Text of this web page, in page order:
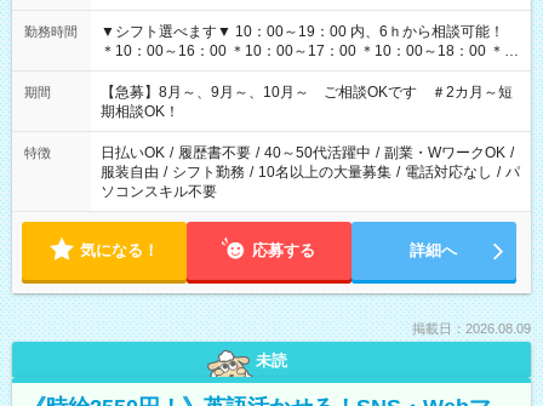
勤務時間
▼シフト選べます▼ 10：00～19：00 内、6ｈから相談可能！
＊10：00～16：00 ＊10：00～17：00 ＊10：00～18：00 ＊
11：00～19：00 ＊12：00～19：00 ＊13：00～19：00
期間
【急募】8月～、9月～、10月～ ご相談OKです ＃2カ月～短
期相談OK！
特徴 日払いOK / 履歴書不要 / 40～50代活躍中 / 副業・WワークOK /
服装自由 / シフト勤務 / 10名以上の大量募集 / 電話対応なし / パ
ソコンスキル不要
気になる！ 応募する 詳細へ
掲載日：2026.08.09
未読